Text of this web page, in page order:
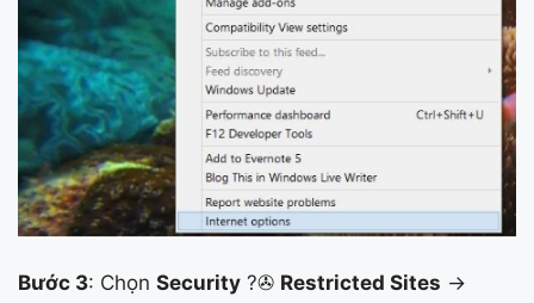
Bước 3: Chọn Security ?✇ Restricted Sites ->